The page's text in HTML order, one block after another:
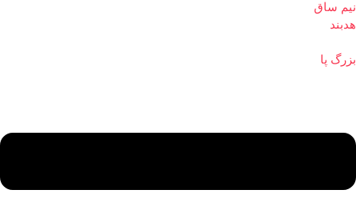
نیم ساق
هدبند
بزرگ پا